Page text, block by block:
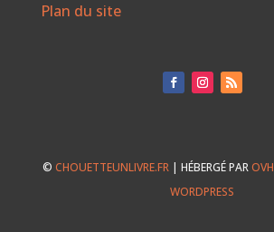
Plan du site
©CHOUETTEUNLIVRE.FR | HÉBERGÉ PAROVH
WORDPRESS